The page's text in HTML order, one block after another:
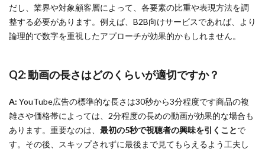
だし、業界や対象顧客層によって、各要素の比重や表現方法を調
整する必要があります。例えば、B2B向けサービスであれば、より
論理的で数字を重視したアプローチが効果的かもしれません。
Q2: 動画の長さはどのくらいが適切ですか？
A: YouTube広告の標準的な長さは30秒から3分程度です商品の複
雑さや価格帯によっては、2分程度の長めの動画が効果的な場合も
あります。重要なのは、 最初の5秒で視聴者の興味を引くことで
す。その後、スキップされずに最後まで見てもらえるよう工夫し